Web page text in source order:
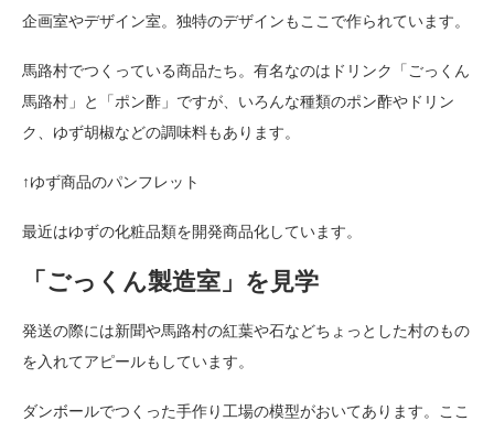
企画室やデザイン室。独特のデザインもここで作られています。
馬路村でつくっている商品たち。有名なのはドリンク「ごっくん
馬路村」と「ポン酢」ですが、いろんな種類のポン酢やドリン
ク、ゆず胡椒などの調味料もあります。
↑ゆず商品のパンフレット
最近はゆずの化粧品類を開発商品化しています。
「ごっくん製造室」を見学
発送の際には新聞や馬路村の紅葉や石などちょっとした村のもの
を入れてアピールもしています。
ダンボールでつくった手作り工場の模型がおいてあります。ここ